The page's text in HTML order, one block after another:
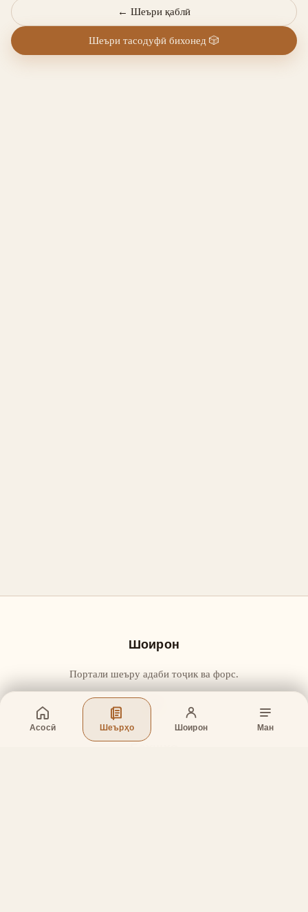
Асосӣ Шеърҳо Шоирон Ман
← Шеъри қаблӣ
Шеъри тасодуфӣ бихонед 🎲
Шоирон
Портали шеъру адаби тоҷик ва форс.